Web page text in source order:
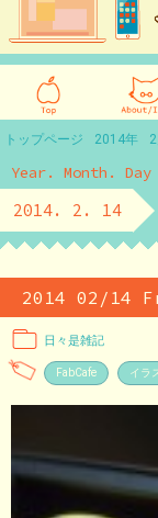
トップページ 2014年
Year. Month. Day
2014. 2. 14
2014 02/14
日々是雑記
FabCafe イラ